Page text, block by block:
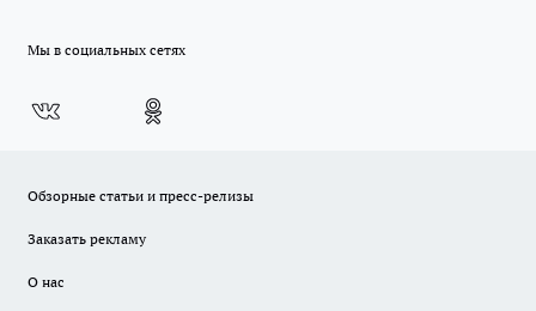
Мы в социальных сетях
Обзорные статьи и пресс-релизы
Заказать рекламу
О нас